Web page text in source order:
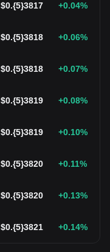
$0.{5}3817 +0.04%
$0.{5}3818 +0.06%
$0.{5}3818 +0.07%
$0.{5}3819 +0.08%
$0.{5}3819 +0.10%
$0.{5}3820 +0.11%
$0.{5}3820 +0.13%
$0.{5}3821 +0.14%